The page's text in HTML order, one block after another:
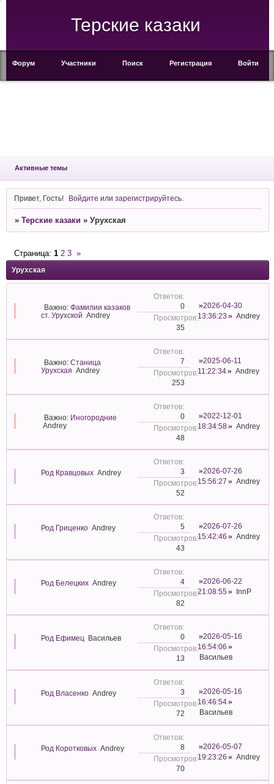
Терские казаки
Форум Участники Поиск Регистрация Войти
Активные темы
Привет, Гость! Войдите илизарегистрируйтесь
» Терские казаки » Урухская
Урухская
Страница: 1 2 3 »
Важно: Фамилии казаков
ст. Урухской Andrey
0
35
2026-04-30
13:36:23
Andrey
Важно: Станица
Урухская Andrey
7
253
2025-06-11
11:22:34
Andrey
Важно: Иногородние
Andrey
0
48
2022-12-01
18:34:58
Andrey
Род Кравцовых Andrey 3
52
2026-07-26
15:56:27
Andrey
Род Гриценко Andrey 5
43
2026-07-26
15:42:46
Andrey
Род Белецких Andrey 4
82
2026-06-22
21:08:55
InnP
Род Ефимец Васильев 0
13
2026-05-16
16:54:06
Васильев
Род Власенко Andrey 3
72
2026-05-16
16:46:54
Васильев
Род Коротковых Andrey 8
70
2026-05-07
19:23:26
Andrey